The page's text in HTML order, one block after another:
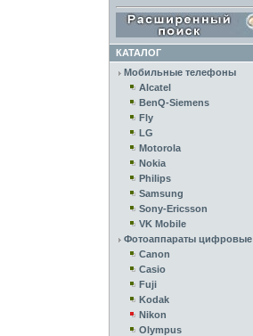
КАТАЛОГ
Мобильные телефоны
Alcatel
BenQ-Siemens
Fly
LG
Motorola
Nokia
Philips
Samsung
Sony-Ericsson
VK Mobile
Фотоаппараты цифровые
Canon
Casio
Fuji
Kodak
Nikon
Olympus